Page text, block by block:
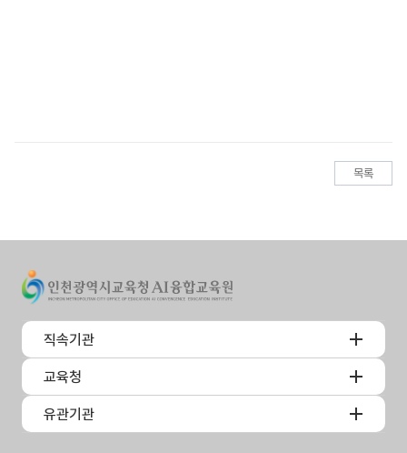
목록
직속기관
교육청
유관기관